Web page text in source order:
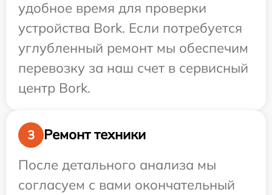
удобное время для проверки
устройства Bork. Если потребуется
углубленный ремонт мы обеспечим
перевозку за наш счет в сервисный
центр Bork.
3
Ремонт техники
После детального анализа мы
согласуем с вами окончательный